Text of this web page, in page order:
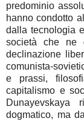
predominio
hanno condotto
dalla tecnologia
società che ne
declinazione
comunista-
e prassi,
capitalismo e
dogmatico, ma